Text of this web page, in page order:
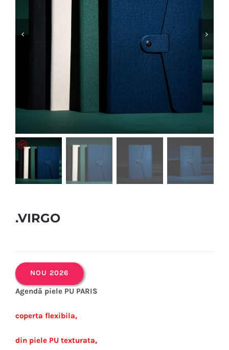
.VIRGO
NOU 2026
Agendă piele PU PARIS
coperta flexibila,
din piele PU texturata,